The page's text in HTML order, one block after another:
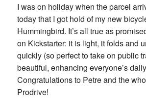
I was on holiday when the parcel
today that I got hold of my new
Hummingbird. It’s all true as
on Kickstarter: it is light, it folds and
quickly (so perfect to take on public
beautiful, enhancing everyone’s
Congratulations to Petre and the
Prodrive!